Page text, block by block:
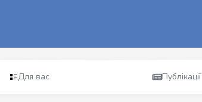
Для вас Публікації